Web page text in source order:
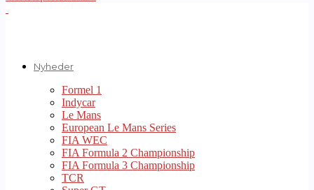
Nyheder
Formel 1
Indycar
Le Mans
European Le Mans Series
FIA WEC
FIA Formula 2 Championship
FIA Formula 3 Championship
TCR